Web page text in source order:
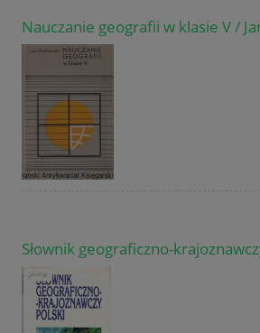
Nauczanie geografii w klasie V /
Słownik geograficzno-